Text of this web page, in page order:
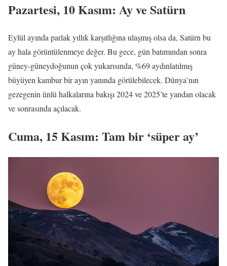
Pazartesi, 10 Kasım: Ay ve Satürn
Eylül ayında parlak yıllık karşıtlığına ulaşmış olsa da, Satürn bu
ay hala görüntülenmeye değer. Bu gece, gün batımından sonra
güney-güneydoğunun çok yukarısında, %69 aydınlatılmış
büyüyen kambur bir ayın yanında görülebilecek. Dünya’nın
gezegenin ünlü halkalarına bakışı 2024 ve 2025’te yandan olacak
ve sonrasında açılacak.
Cuma, 15 Kasım: Tam bir ‘süper ay’